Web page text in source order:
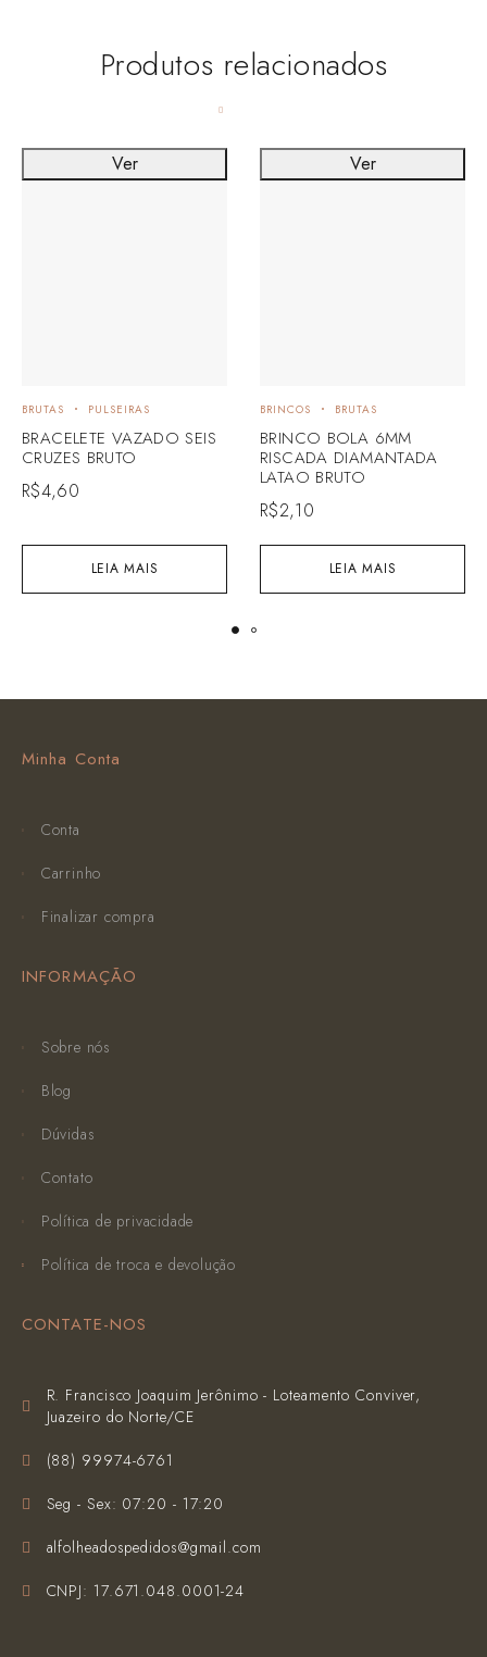
Produtos relacionados
LEIA MAIS
BRUTAS PULSEIRAS
BRACELETE VAZADO SEIS
CRUZES BRUTO
R$4,60
Ver
LEIA MAIS
BRINCOS BRUTAS
BRINCO BOLA 6MM
RISCADA DIAMANTADA
LATAO BRUTO
R$2,10
Ver
Minha Conta
Conta
Carrinho
Finalizar compra
INFORMAÇÃO
Sobre nós
Blog
Dúvidas
Contato
Política de privacidade
Política de troca e devolução
CONTATE-NOS
R. Francisco Joaquim Jerônimo - Loteamento Conviver,
Juazeiro do Norte/CE
(‪88) 99974-6761‬
Seg - Sex: 07:20 - 17:20
alfolheadospedidos@gmail.com
CNPJ: 17.671.048.0001-24